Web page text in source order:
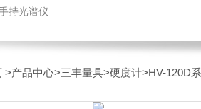
持光谱仪
>产品中心>三丰量具>硬度计>HV-120D